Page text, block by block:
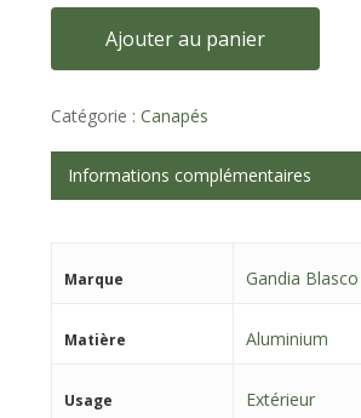
Ajouter au panier
Catégorie : Canapés
Informations complémentaires
Marque Gandia Blasco
Matière Aluminium
Usage Extérieur